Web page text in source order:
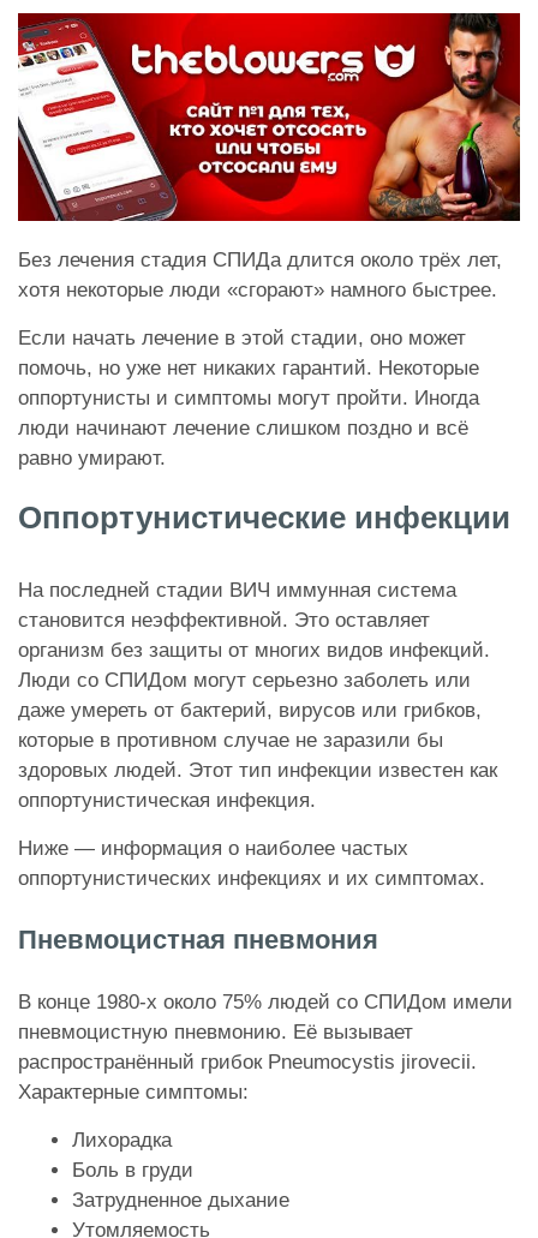
Без лечения стадия СПИДа длится около трёх лет,
хотя некоторые люди «сгорают» намного быстрее.
Если начать лечение в этой стадии, оно может
помочь, но уже нет никаких гарантий. Некоторые
оппортунисты и симптомы могут пройти. Иногда
люди начинают лечение слишком поздно и всё
равно умирают.
Оппортунистические инфекции
На последней стадии ВИЧ иммунная система
становится неэффективной. Это оставляет
организм без защиты от многих видов инфекций.
Люди со СПИДом могут серьезно заболеть или
даже умереть от бактерий, вирусов или грибков,
которые в противном случае не заразили бы
здоровых людей. Этот тип инфекции известен как
оппортунистическая инфекция.
Ниже — информация о наиболее частых
оппортунистических инфекциях и их симптомах.
Пневмоцистная пневмония
В конце 1980-х около 75% людей со СПИДом имели
пневмоцистную пневмонию. Её вызывает
распространённый грибок Pneumocystis jirovecii.
Характерные симптомы:
Лихорадка
Боль в груди
Затрудненное дыхание
Утомляемость